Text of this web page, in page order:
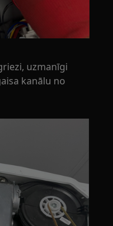
uzmanīgi
kanālu no